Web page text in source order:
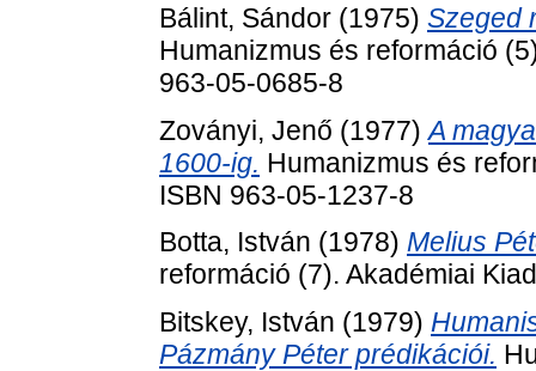
Bálint, Sándor (1975) Szeged
Humanizmus és reformáció
963-05-0685-8
Zoványi, Jenő (1977)A
1600-ig. Humanizmus és
ISBN 963-05-1237-8
Botta, István (1978) Melius
reformáció (7). Akadémiai
Bitskey, István (1979)
Pázmány Péter prédikációi.